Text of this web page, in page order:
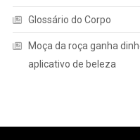
Glossário do Corpo
Moça da roça ganha
aplicativo de beleza